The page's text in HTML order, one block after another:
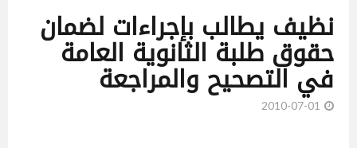
نظيف يطالب بإجراءات لضمان
حقوق طلبة الثانوية العامة
في التصحيح والمراجعة
2010-07-01